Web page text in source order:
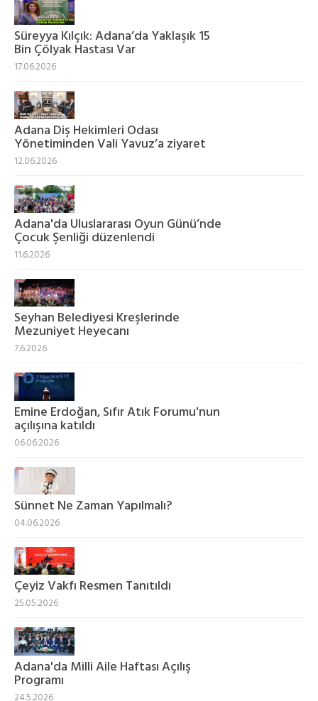
Süreyya Kılçık: Adana’da Yaklaşık 15
Bin Çölyak Hastası Var
17.06.2026
Adana Diş Hekimleri Odası
Yönetiminden Vali Yavuz’a ziyaret
12.06.2026
Adana'da Uluslararası Oyun Günü’nde
Çocuk Şenliği düzenlendi
11.6.2026
Seyhan Belediyesi Kreşlerinde
Mezuniyet Heyecanı
7.6.2026
Emine Erdoğan, Sıfır Atık Forumu'nun
açılışına katıldı
06.06.2026
Sünnet Ne Zaman Yapılmalı?
04.06.2026
Çeyiz Vakfı Resmen Tanıtıldı
25.05.2026
Adana'da Milli Aile Haftası Açılış
Programı
24.5.2026